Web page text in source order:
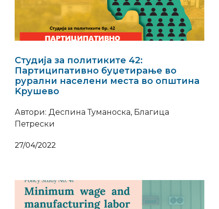
Студија за политиките 42:
Партиципативно буџетирање во
рурални населени места во општина
Kрушево
Автори: Деспина Туманоска, Благица
Петрески
27/04/2022